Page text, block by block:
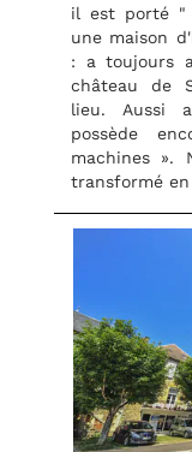
il est porté "
une maison
: a toujours
château de
lieu. Aussi
possède
machines ».
transformé